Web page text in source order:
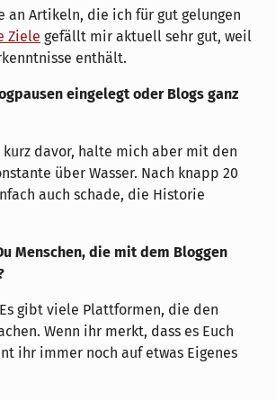
an Artikeln, die ich für gut gelungen
Ziele gefällt mir aktuell sehr gut, weil
enthält.
eingelegt oder Blogs ganz
kurz davor, halte mich aber mit den
über Wasser. Nach knapp 20
auch schade, die Historie
Menschen, die mit dem Bloggen
gibt viele Plattformen, die den
Wenn ihr merkt, dass es Euch
ihr immer noch auf etwas Eigenes